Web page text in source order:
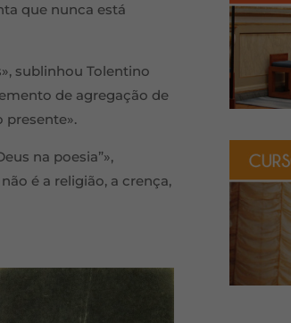
que nunca está
sublinhou Tolentino
de agregação de
presente».
na poesia”»,
é a religião, a crença,